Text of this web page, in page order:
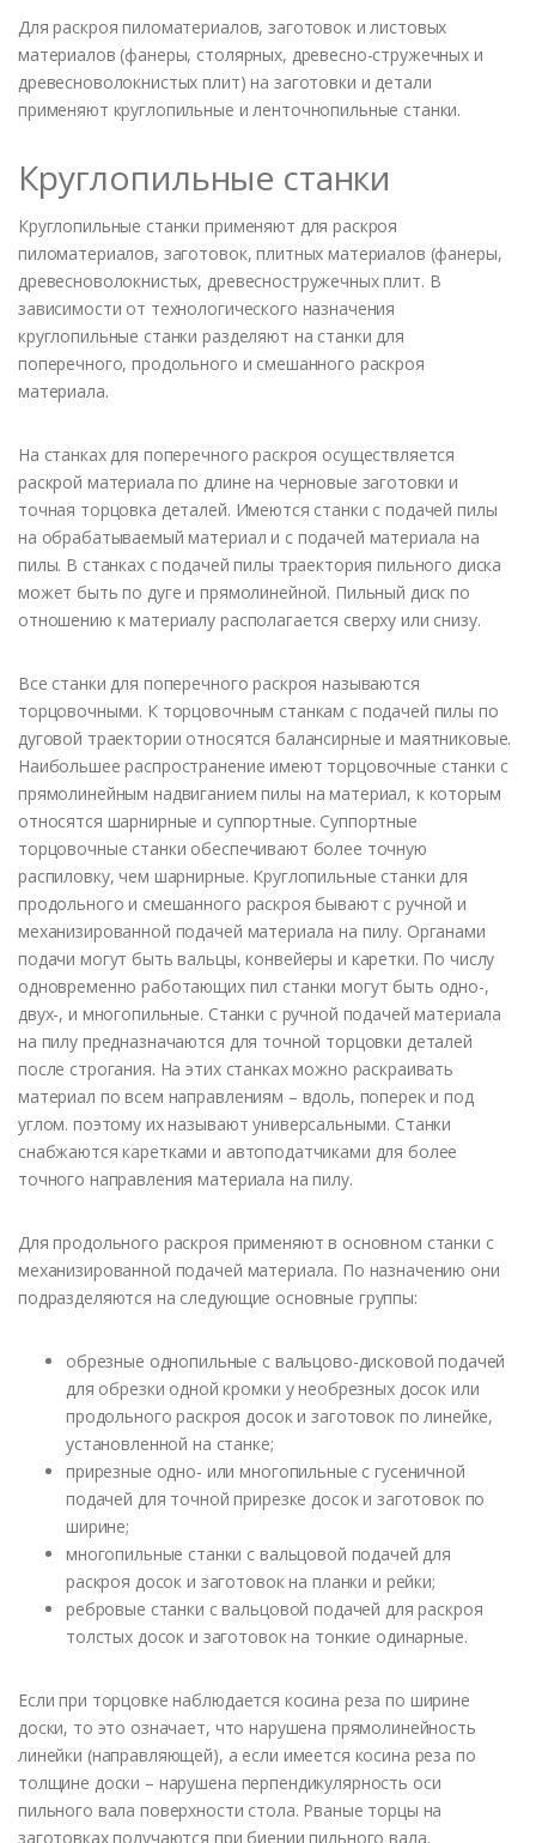
Для раскроя пиломатериалов, заготовок и листовых
материалов (фанеры, столярных, древесно-стружечных и
древесноволокнистых плит) на заготовки и детали
применяют круглопильные и ленточнопильные станки.
Круглопильные станки
Круглопильные станки применяют для раскроя
пиломатериалов, заготовок, плитных материалов (фанеры,
древесноволокнистых, древесностружечных плит. В
зависимости от технологического назначения
круглопильные станки разделяют на станки для
поперечного, продольного и смешанного раскроя
материала.
На станках для поперечного раскроя осуществляется
раскрой материала по длине на черновые заготовки и
точная торцовка деталей. Имеются станки с подачей пилы
на обрабатываемый материал и с подачей материала на
пилы. В станках с подачей пилы траектория пильного диска
может быть по дуге и прямолинейной. Пильный диск по
отношению к материалу располагается сверху или снизу.
Все станки для поперечного раскроя называются
торцовочными. К торцовочным станкам с подачей пилы по
дуговой траектории относятся балансирные и маятниковые.
Наибольшее распространение имеют торцовочные станки с
прямолинейным надвиганием пилы на материал, к которым
относятся шарнирные и суппортные. Суппортные
торцовочные станки обеспечивают более точную
распиловку, чем шарнирные. Круглопильные станки для
продольного и смешанного раскроя бывают с ручной и
механизированной подачей материала на пилу. Органами
подачи могут быть вальцы, конвейеры и каретки. По числу
одновременно работающих пил станки могут быть одно-,
двух-, и многопильные. Станки с ручной подачей материала
на пилу предназначаются для точной торцовки деталей
после строгания. На этих станках можно раскраивать
материал по всем направлениям – вдоль, поперек и под
углом. поэтому их называют универсальными. Станки
снабжаются каретками и автоподатчиками для более
точного направления материала на пилу.
Для продольного раскроя применяют в основном станки с
механизированной подачей материала. По назначению они
подразделяются на следующие основные группы:
обрезные однопильные с вальцово-дисковой подачей
для обрезки одной кромки у необрезных досок или
продольного раскроя досок и заготовок по линейке,
установленной на станке;
прирезные одно- или многопильные с гусеничной
подачей для точной прирезке досок и заготовок по
ширине;
многопильные станки с вальцовой подачей для
раскроя досок и заготовок на планки и рейки;
ребровые станки с вальцовой подачей для раскроя
толстых досок и заготовок на тонкие одинарные.
Если при торцовке наблюдается косина реза по ширине
доски, то это означает, что нарушена прямолинейность
линейки (направляющей), а если имеется косина реза по
толщине доски – нарушена перпендикулярность оси
пильного вала поверхности стола. Рваные торцы на
заготовках получаются при биении пильного вала.